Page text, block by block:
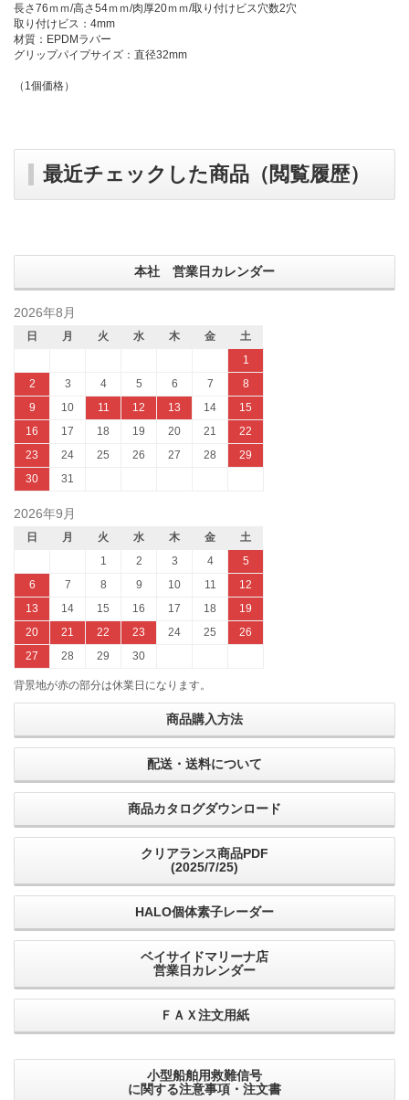
長さ76ｍｍ/高さ54ｍｍ/肉厚20ｍｍ/取り付けビス穴数2穴
取り付けビス：4mm
材質：EPDMラバー
グリップパイプサイズ：直径32mm
（1個価格）
最近チェックした商品（閲覧履歴）
本社 営業日カレンダー
2026年8月
日 月 火 水 木 金
土
1
2
3 4 5 6 7
8
9
10 11 12 13 14
15
16
17 18 19 20 21
22
23
24 25 26 27 28
29
30
31
2026年9月
日 月 火 水 木 金
土
1
2 3 4
5
6
7 8 9 10 11
12
13
14 15 16 17 18
19
20
21 22 23 24 25
26
27
28 29 30
背景地が赤の部分は休業日になります。
商品購入方法
配送・送料について
商品カタログダウンロード
クリアランス商品PDF
(2025/7/25)
HALO個体素子レーダー
ベイサイドマリーナ店
営業日カレンダー
ＦＡＸ注文用紙
小型船舶用救難信号
に関する注意事項・注文書